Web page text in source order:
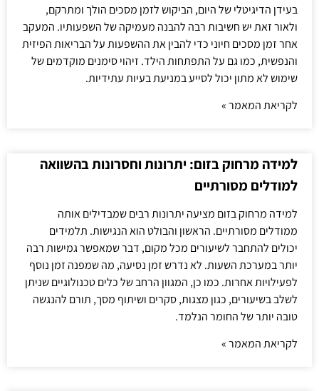
בעידן הדיגיטלי של היום, הביקוש לזמן מסכים הולך ומתרקם,
ולאור זאת יש חשיבות רבה להבנה מעמיקה של השפעותיו. המעקב
אחר זמן מסכים חיוני כדי להבין את ההשפעות על הבריאות הפיזית
והנפשית, כמו גם על התפתחות הילד. זיהוי סימנים מוקדמים של
שימוש לא מתון יכול לסייע במניעת בעיות עתידיות.
לקריאת המאמר »
למידה מרחוק בזום: יתרונות וחסרונות בהשוואה
למודלים מסורתיים
למידה מרחוק בזום מציעה יתרונות רבים שמבדילים אותה
ממודלים מסורתיים. הראשון והבולט הוא הנגישות. תלמידים
יכולים להתחבר לשיעורים מכל מקום, דבר שמאפשר גמישות רבה
יותר במערכת השעות. לא נדרש זמן נסיעה, מה שמפנה זמן נוסף
לפעילויות אחרות. כמו כן, המגוון הרחב של כלים טכנולוגיים שניתן
לשלב בשיעורים, כגון מצגות, סקרים ושיתוף מסך, תורם להנגשה
טובה יותר של החומר הנלמד.
לקריאת המאמר »